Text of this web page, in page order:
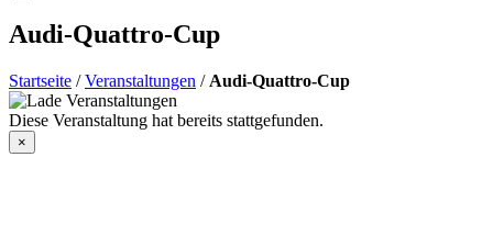
Audi-Quattro-Cup
Startseite /Veranstaltungen / Audi-Quattro-Cup
Diese Veranstaltung hat bereits stattgefunden.
×